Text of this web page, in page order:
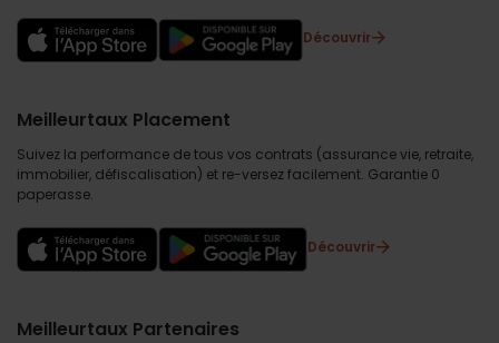
Découvrir
Meilleurtaux Placement
Suivez la performance de tous vos contrats (assurance vie, retraite,
immobilier, défiscalisation) et re-versez facilement. Garantie 0
paperasse.
Découvrir
Meilleurtaux Partenaires